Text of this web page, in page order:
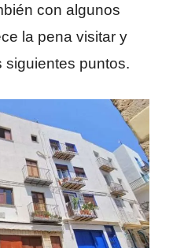
con algunos
la pena visitar y
siguientes puntos.